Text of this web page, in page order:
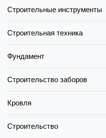
Строительные инструменты
Строительная техника
Фундамент
Строительство заборов
Кровля
Строительство